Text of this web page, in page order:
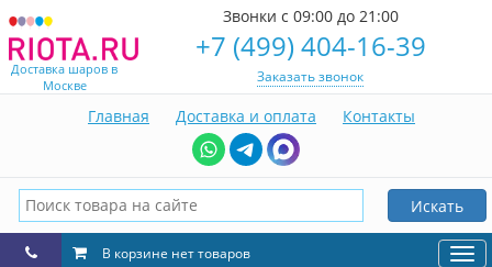
Доставка шаров в
Москве
Звонки с 09:00 до 21:00
+7 (499) 404-16-39
Заказать звонок
Главная Доставка и оплата Контакты
Искать
В корзине нет товаров